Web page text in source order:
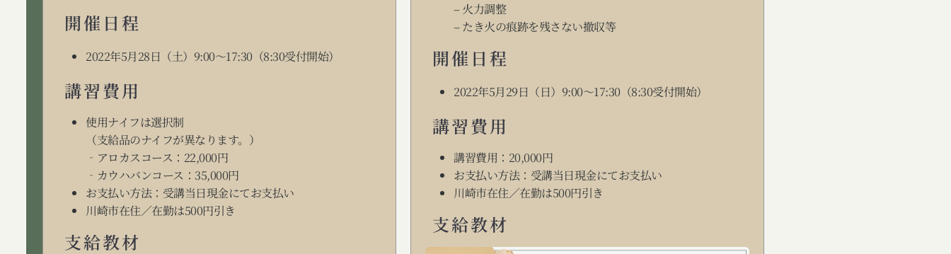
開催日程
2022年5月28日（土）9:00～17:30 （8:30受付開始）
講習費用
使用ナイフは選択制
（支給品のナイフが異なります。）
‐アロカスコース：22,000円
‐カウハバンコース：35,000円
お支払い方法：受講当日現金にてお支払い
川崎市在住／在勤は500円引き
支給教材
– 火力調整
– たき火の痕跡を残さない撤収等
開催日程
2022年5月29日（日）9:00～17:30（8:30受付開始）
講習費用
講習費用：20,000円
お支払い方法：受講当日現金にてお支払い
川崎市在住／在勤は500円引き
支給教材